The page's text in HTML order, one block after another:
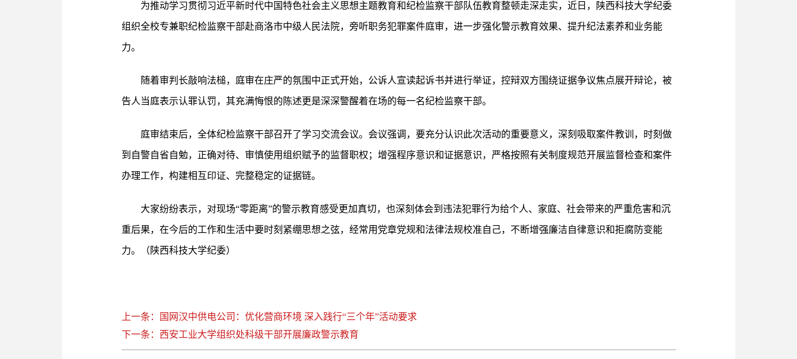
为推动学习贯彻习近平新时代中国特色社会主义思想主题教育和纪检监察干部队伍教育整顿走深走实，近日，陕西科技大学纪委
组织全校专兼职纪检监察干部赴商洛市中级人民法院，旁听职务犯罪案件庭审，进一步强化警示教育效果、提升纪法素养和业务能
力。
随着审判长敲响法槌，庭审在庄严的氛围中正式开始，公诉人宣读起诉书并进行举证，控辩双方围绕证据争议焦点展开辩论，被
告人当庭表示认罪认罚，其充满悔恨的陈述更是深深警醒着在场的每一名纪检监察干部。
庭审结束后，全体纪检监察干部召开了学习交流会议。会议强调，要充分认识此次活动的重要意义，深刻吸取案件教训，时刻做
到自警自省自勉，正确对待、审慎使用组织赋予的监督职权；增强程序意识和证据意识，严格按照有关制度规范开展监督检查和案件
办理工作，构建相互印证、完整稳定的证据链。
大家纷纷表示，对现场“零距离”的警示教育感受更加真切，也深刻体会到违法犯罪行为给个人、家庭、社会带来的严重危害和沉
重后果，在今后的工作和生活中要时刻紧绷思想之弦，经常用党章党规和法律法规校准自己，不断增强廉洁自律意识和拒腐防变能
力。（陕西科技大学纪委）
上一条：国网汉中供电公司：优化营商环境 深入践行“三个年”活动要求
下一条：西安工业大学组织处科级干部开展廉政警示教育